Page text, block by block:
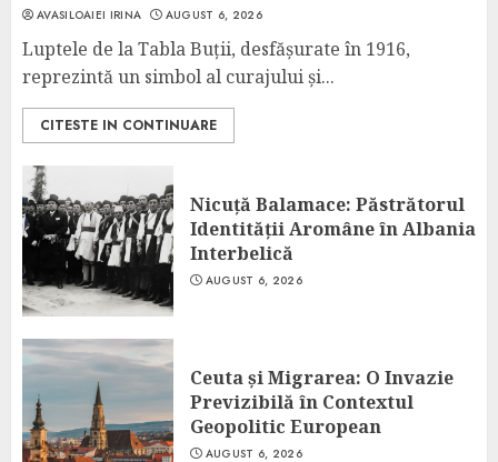
AVASILOAIEI IRINA AUGUST 6, 2026
Luptele de la Tabla Buții, desfășurate în 1916,
reprezintă un simbol al curajului și...
CITESTE IN CONTINUARE
Nicuță Balamace: Păstrătorul
Identității Aromâne în Albania
Interbelică
AUGUST 6, 2026
Ceuta și Migrarea: O Invazie
Previzibilă în Contextul
Geopolitic European
AUGUST 6, 2026